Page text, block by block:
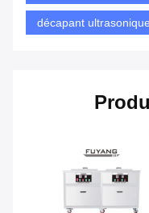
décapant